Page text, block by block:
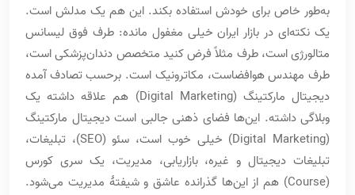
به‌طور خاص برای خودش استفاده بکند. این هم یک مدلش است.
یک نکته‌ای در بازار ایران خیلی مغفول مانده: طرف فوق لیسانس
متالورژی است، طرف مثلاً فرض کنید متخصص دندان‌پزشکی است،
طرف مهندس هوافضاست، مکاترونیک است. برحسب تصادف آمده
دیجیتال مارکتینگ (Digital Marketing) هم علاقه داشته یک
وبلاگی داشته. این‌ها فضای ذهنی جالبی است دیجیتال مارکتینگ
(Digital Marketing) خیلی خوب است، سئو (SEO)، تبلیغات،
تبلیغات دیجیتال و غیره، بازاریابی، مدیریت، یک سری کورس
(Course) هم از این‌ها گذرانده عاشق و شیفتۀ مدیریت می‌شود.